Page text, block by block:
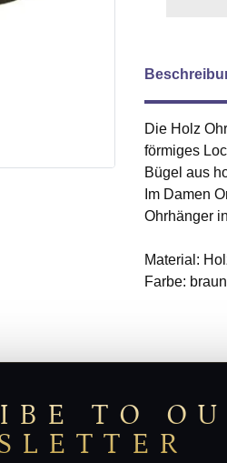
Die Holz
förmiges
Bügel aus
Im Damen
Ohrhänger
Material:
Farbe: braun
TO